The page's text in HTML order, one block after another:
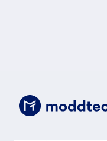
Accesorios y